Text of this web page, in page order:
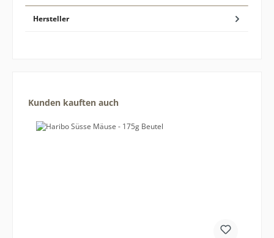
Hersteller
Produktgalerie überspringen
Kunden kauften auch